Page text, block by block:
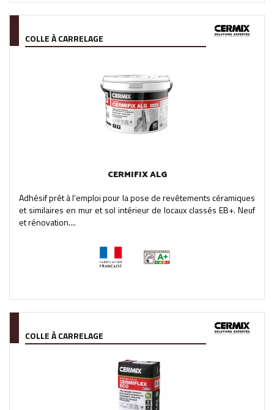
COLLE À CARRELAGE
CERMIFIX ALG
Adhésif prêt à l’emploi pour la pose de revêtements céramiques
et similaires en mur et sol intérieur de locaux classés EB+. Neuf
et rénovation....
COLLE À CARRELAGE